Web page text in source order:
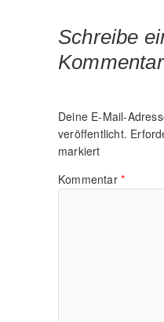
Schreibe
Kommentar
Deine E-Mail-
veröffentlicht.
markiert
Kommentar *